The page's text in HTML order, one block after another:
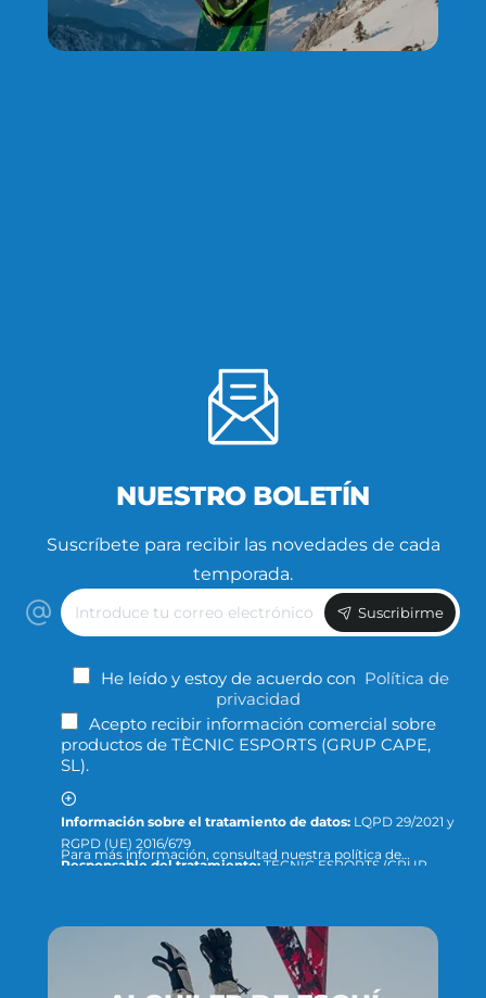
NUESTRO BOLETÍN
Suscríbete para recibir las novedades de cada
temporada.
Introduce
tu
correo
Suscribirme
He leído y estoy de acuerdo con Política de
privacidad
Acepto recibir información comercial sobre
productos de TÈCNIC ESPORTS (GRUP CAPE,
SL).
Información sobre el tratamiento de datos: LQPD 29/2021 y
RGPD (UE) 2016/679
Responsable del tratamiento:
productos.
Consentimiento de la persona interesada.
Los datos no se cederán a terceros, salvo que
Para más información, consultad nuestra política de